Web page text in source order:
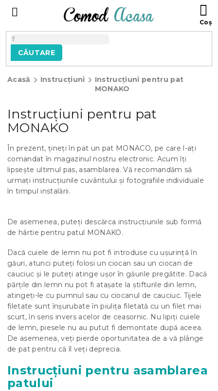
CĂUTARE
Acasă Instrucțiuni
Instrucțiuni pentru pat
MONAKO
Instrucțiuni pentru pat
MONAKO
În prezent, țineți în pat un pat MONACO, pe care l-ați
comandat în magazinul nostru electronic. Acum îți
lipsește ultimul pas, asamblarea. Vă recomandăm să
urmați instrucțiunile cuvântului și fotografiile individuale
în timpul instalării.
De asemenea, puteți descărca instrucțiunile sub formă
de hârtie pentru patul MONAKO.
Dacă cuiele de lemn nu pot fi introduse cu ușurință în
găuri, atunci puteți folosi un ciocan sau un ciocan de
cauciuc și le puteți atinge ușor în găurile pregătite. Dacă
părțile din lemn nu pot fi atașate la știfturile din lemn,
atingeți-le cu pumnul sau cu ciocanul de cauciuc. Tijele
filetate sunt înșurubate în piulița filetată cu un filet mai
scurt, în sens invers acelor de ceasornic. Nu lipiți cuiele
de lemn, piesele nu au putut fi demontate după aceea.
De asemenea, veți pierde oportunitatea de a vă plânge
de pat pentru că îl veți deprecia.
Instrucțiuni pentru asamblarea
patului